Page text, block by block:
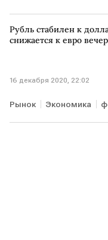
Цены на продукты
Рубль стабилен к
снижается к евро
16 декабря 2020, 22:02
Рынок Экономика